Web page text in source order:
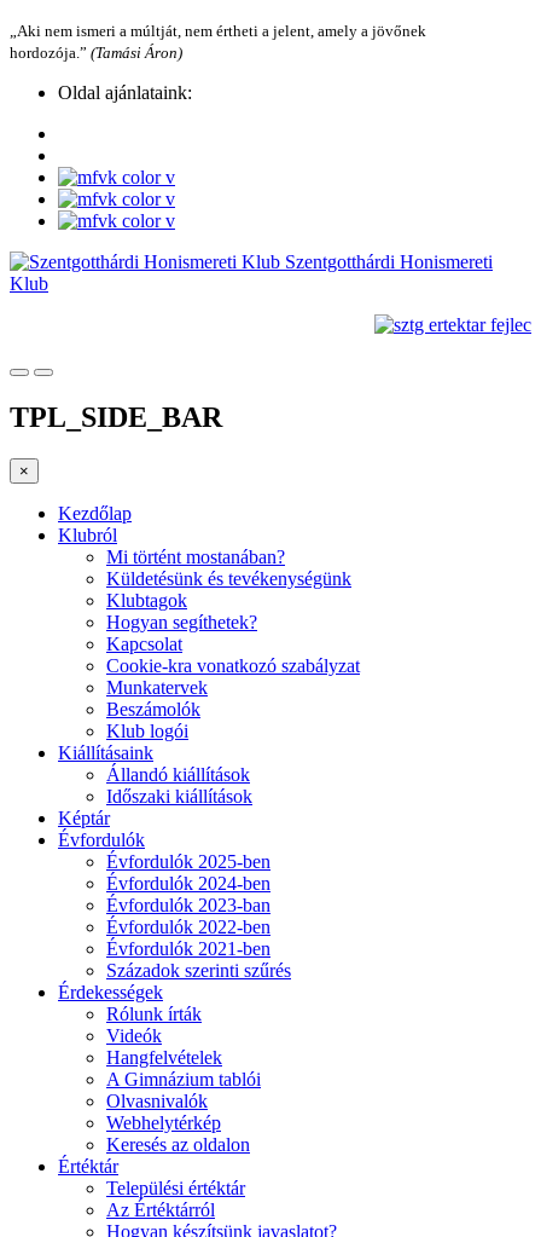
„Aki nem ismeri a múltját, nem értheti a jelent, amely a jövőnek
hordozója.” (Tamási Áron)
Oldal ajánlataink:
Szentgotthárdi Honismereti
Klub
TPL_SIDE_BAR
×
Kezdőlap
Klubról
Mi történt mostanában?
Küldetésünk és tevékenységünk
Klubtagok
Hogyan segíthetek?
Kapcsolat
Cookie-kra vonatkozó szabályzat
Munkatervek
Beszámolók
Klub logói
Kiállításaink
Állandó kiállítások
Időszaki kiállítások
Képtár
Évfordulók
Évfordulók 2025-ben
Évfordulók 2024-ben
Évfordulók 2023-ban
Évfordulók 2022-ben
Évfordulók 2021-ben
Századok szerinti szűrés
Érdekességek
Rólunk írták
Videók
Hangfelvételek
A Gimnázium tablói
Olvasnivalók
Webhelytérkép
Keresés az oldalon
Értéktár
Települési értéktár
Az Értéktárról
Hogyan készítsünk javaslatot?